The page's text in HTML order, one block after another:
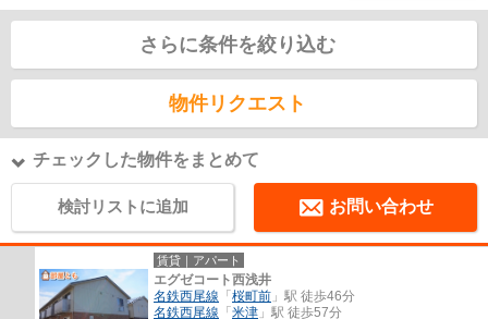
さらに条件を絞り込む
物件リクエスト
チェックした物件をまとめて
検討リストに追加 お問い合わせ
賃貸｜アパート
エグゼコート西浅井
名鉄西尾線 「 桜町前 」駅 徒歩46分
名鉄西尾線 「 米津 」駅 徒歩57分